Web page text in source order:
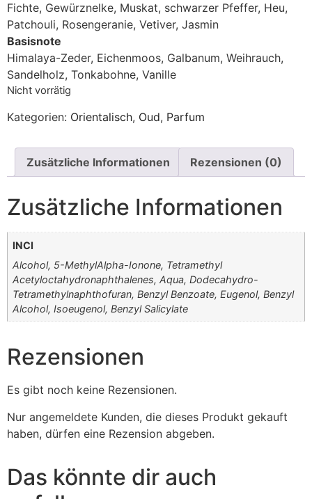
Fichte, Gewürznelke, Muskat, schwarzer Pfeffer, Heu,
Patchouli, Rosengeranie, Vetiver, Jasmin
Basisnote
Himalaya-Zeder, Eichenmoos, Galbanum, Weihrauch,
Sandelholz, Tonkabohne, Vanille
Nicht vorrätig
Kategorien: Orientalisch, Oud, Parfum
Zusätzliche Informationen Rezensionen (0)
Zusätzliche Informationen
INCI
Alcohol, 5-MethylAlpha-Ionone, Tetramethyl
Acetyloctahydronaphthalenes, Aqua, Dodecahydro-
Tetramethylnaphthofuran, Benzyl Benzoate, Eugenol, Benzyl
Alcohol, Isoeugenol, Benzyl Salicylate
Rezensionen
Es gibt noch keine Rezensionen.
Nur angemeldete Kunden, die dieses Produkt gekauft
haben, dürfen eine Rezension abgeben.
Das könnte dir auch